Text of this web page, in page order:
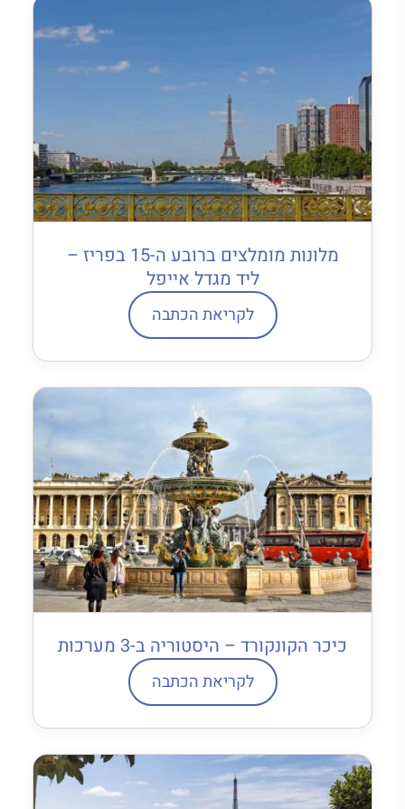
מלונות מומלצים ברובע ה-15 בפריז –
ליד מגדל אייפל
לקריאת הכתבה
כיכר הקונקורד – היסטוריה ב-3 מערכות
לקריאת הכתבה